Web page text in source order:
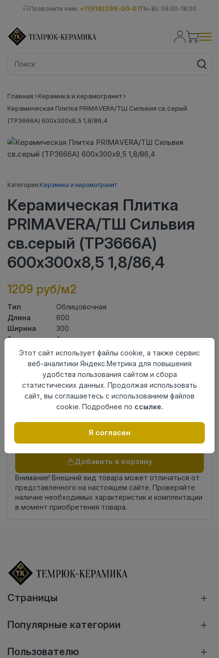
Позвоните нам: +7(918)296-00-07Пн-Вс 09:00-18:00
Главная
Керамика и керамогранит
Керамическая Плитка PRIMAVERA/ТШ Сильвия св.серый
(ТР3666А) 600х300х8,5 1,8/86,4
Категория:Керамика и керамогранит
Керамическая Плитка
PRIMAVERA/ТШ Сильвия
св.серый (ТР3666А)
600х300х8,5 1,8/86,4
1209 руб/м2
Тип
Облицовочная
Длина
600
Ширина
300
АктуальностьАктуален
Товарная
группа
Керамическая Плитка
8,5
Поверхность глянцевая
Страна
происхождения
Киргизия
комплекта
Осталось1045 упак
Добавить в корзину
Внимание! Внешний вид товара может отличаться от
представленного на настоящем сайте. Проверяйте
наличие необходимых характеристик и комплектации
в момент приобретения товара.
Страницы
Популярные категории
Пользователю
Этот сайт использует файлы cookie, а также сервис
веб-аналитики Яндекс.Метрика для повышения
удобства пользования сайтом и сбора
статистических данных. Продолжая использовать
сайт, вы соглашаетесь с использованием файлов
cookie. Подробнее по ссылке.
Я согласен